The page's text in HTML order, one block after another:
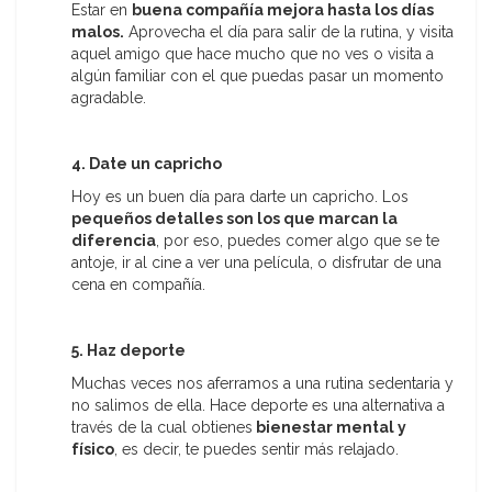
Estar en buena compañía mejora hasta los días
malos. Aprovecha el día para salir de la rutina, y visita
aquel amigo que hace mucho que no ves o visita a
algún familiar con el que puedas pasar un momento
agradable.
4. Date un capricho
Hoy es un buen día para darte un capricho. Los
pequeños detalles son los que marcan la
diferencia, por eso, puedes comer algo que se te
antoje, ir al cine a ver una película, o disfrutar de una
cena en compañía.
5. Haz deporte
Muchas veces nos aferramos a una rutina sedentaria y
no salimos de ella. Hace deporte es una alternativa a
través de la cual obtienes bienestar mental y
físico, es decir, te puedes sentir más relajado.